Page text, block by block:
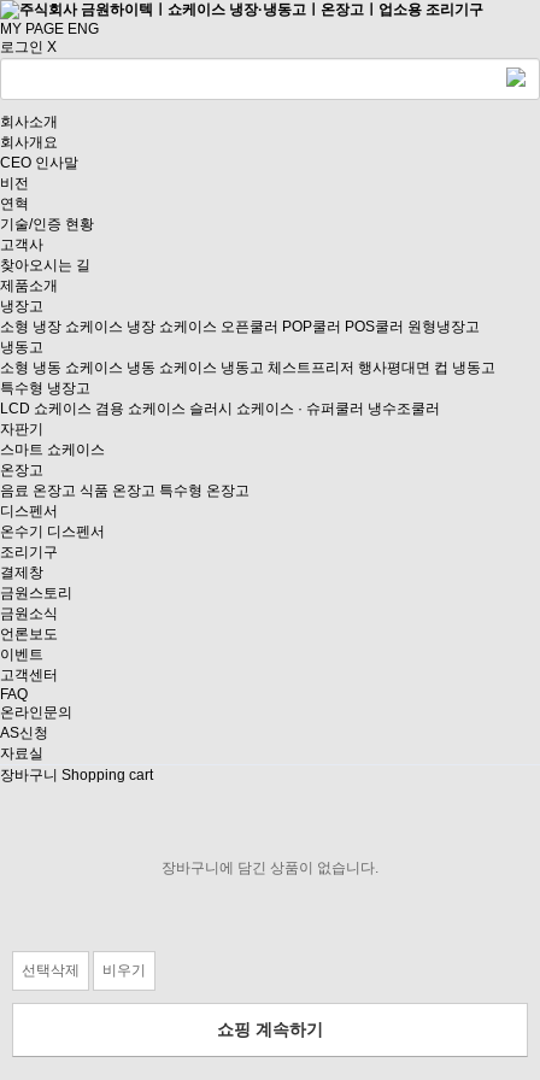
MY PAGE ENG
로그인 X
회사소개
회사개요
CEO 인사말
비전
연혁
기술/인증 현황
고객사
찾아오시는 길
제품소개
냉장고
소형 냉장 쇼케이스 냉장 쇼케이스 오픈쿨러 POP쿨러 POS쿨러 원형냉장고
냉동고
소형 냉동 쇼케이스 냉동 쇼케이스 냉동고 체스트프리저 행사평대면 컵 냉동고
특수형 냉장고
LCD 쇼케이스 겸용 쇼케이스 슬러시 쇼케이스 · 슈퍼쿨러 냉수조쿨러
자판기
스마트 쇼케이스
온장고
음료 온장고 식품 온장고 특수형 온장고
디스펜서
온수기
디스펜서
조리기구
결제창
금원스토리
금원소식
언론보도
이벤트
고객센터
FAQ
온라인문의
AS신청
자료실
장바구니 Shopping cart
장바구니에 담긴 상품이 없습니다.
선택삭제 비우기
쇼핑 계속하기